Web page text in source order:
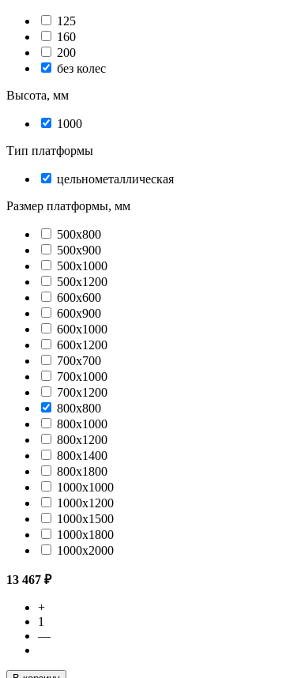
125
160
200
без колес
Высота, мм
1000
Тип платформы
цельнометаллическая
Размер платформы, мм
500х800
500х900
500х1000
500х1200
600х600
600х900
600х1000
600х1200
700х700
700х1000
700х1200
800х800
800х1000
800х1200
800х1400
800х1800
1000х1000
1000х1200
1000х1500
1000х1800
1000х2000
13 467 ₽
+
1
—